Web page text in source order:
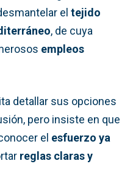
el tejido
, de cuya
empleos
detallar sus opciones
pero insiste en que
el esfuerzo ya
reglas claras y